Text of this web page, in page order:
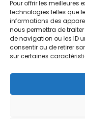
Pour offrir les meilleures
technologies telles que
informations des
nous permettra de
de navigation ou les ID
consentir ou de retirer
sur certaines
Conditions
Contact
La